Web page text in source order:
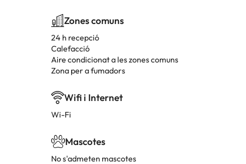
Zones comuns
24 h recepció
Calefacció
Aire condicionat a les zones comuns
Zona per a fumadors
Wifi i Internet
Wi-Fi
Mascotes
No s'admeten mascotes